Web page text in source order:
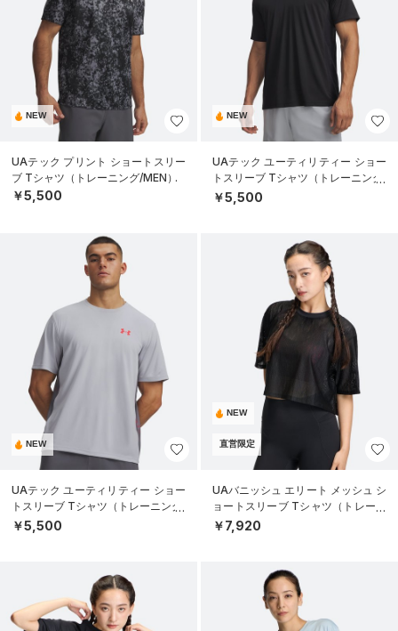
NEW
UAテック プリント ショートスリー
ブ Tシャツ（トレーニング/MEN）
￥5,500
NEW
UAテック ユーティリティー ショー
トスリーブ Tシャツ（トレーニング/
MEN）
￥5,500
NEW
UAテック ユーティリティー ショー
トスリーブ Tシャツ（トレーニング/
MEN）
￥5,500
NEW
直営限定
UAバニッシュ エリート メッシュ シ
ョートスリーブ Tシャツ（トレーニ
ング/WOMEN）
￥7,920